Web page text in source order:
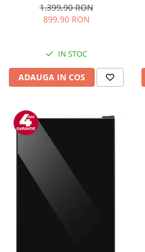
Termostat reglabil, Iluminare
LED, Picioare ajustabile, Usi
1.399,90 RON
899,90 RON
IN STOC
ADAUGA IN COS